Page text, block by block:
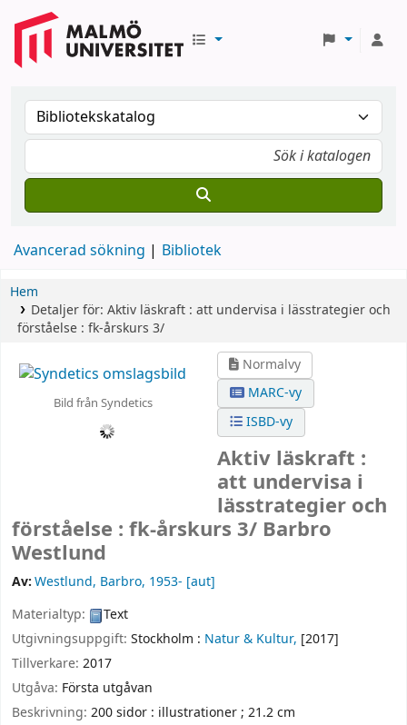
Avancerad sökning Bibliotek
Hem
Detaljer för: Aktiv läskraft : att undervisa i lässtrategier och
förståelse : fk-årskurs 3/
Bild från Syndetics
Normalvy
MARC-vy
ISBD-vy
Aktiv läskraft :
att undervisa i
lässtrategier och
förståelse : fk-årskurs 3/ Barbro
Westlund
Av:Westlund, Barbro, 1953- [aut]
Materialtyp:
Text
Utgivningsuppgift: Stockholm : Natur & Kultur, [2017]
Tillverkare: 2017
Utgåva: Första utgåvan
Beskrivning: 200 sidor : illustrationer ; 21.2 cm